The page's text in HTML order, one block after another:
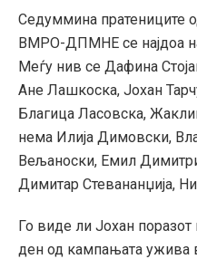
Седуммина пратениците
ВМРО-ДПМНЕ се најдоа
Меѓу нив се Дафина
Ане Лашкоска, Јохан
Благица Ласовска,
нема Илија Димовски,
Вељаноски, Емил
Димитар Стевананџија,
Го виде ли Јохан
ден од кампањата ужива